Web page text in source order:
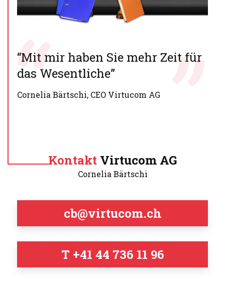
“Mit mir haben Sie mehr Zeit für
das Wesentliche”
Cornelia Bärtschi, CEO Virtucom AG
Kontakt Virtucom AG
Cornelia Bärtschi
cb@virtucom.ch
T +41 44 736 11 96